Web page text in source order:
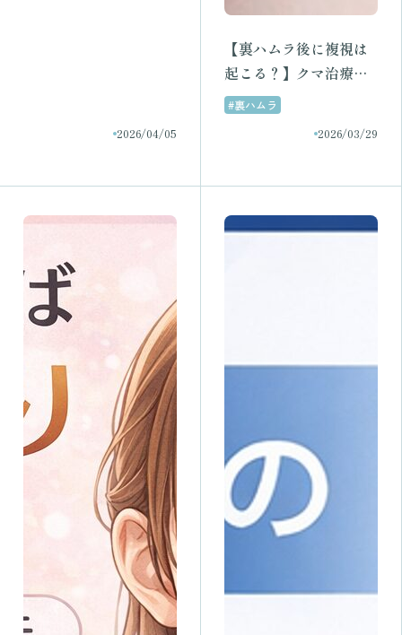
2026/04/05
【裏ハムラ後に複視は
起こる？】クマ治療を
検討中の方へ医師が解
説｜名古屋ラメールク
#裏ハムラ
2026/03/29